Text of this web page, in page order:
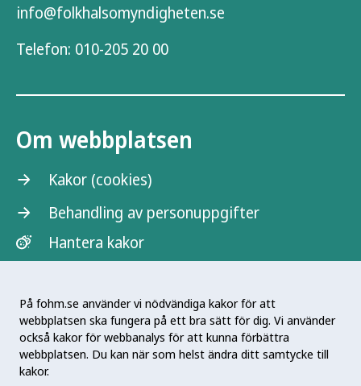
På fohm.se använder vi nödvändiga kakor för att
webbplatsen ska fungera på ett bra sätt för dig. Vi använder
också kakor för webbanalys för att kunna förbättra
webbplatsen. Du kan när som helst ändra ditt samtycke till
kakor.
info@folkhalsomyndigheten.se
Telefon: 010-205 20 00
Om webbplatsen
Kakor (cookies)
Behandling av personuppgifter
Hantera kakor